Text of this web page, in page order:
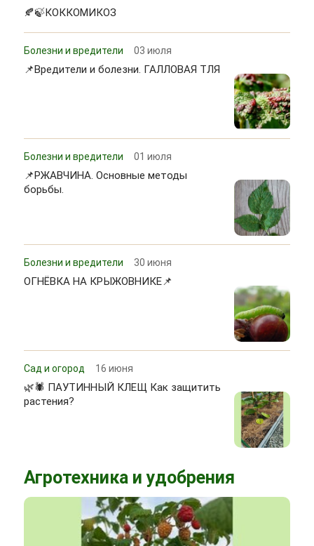
🍂🍃КОККОМИКОЗ
Болезни и вредители 03 июля
📌Вредители и болезни. ГАЛЛОВАЯ ТЛЯ
Болезни и вредители 01 июля
📌РЖАВЧИНА. Основные методы
борьбы.
Болезни и вредители 30 июня
ОГНЁВКА НА КРЫЖОВНИКЕ📌
Сад и огород 16 июня
🌿🕷 ПАУТИННЫЙ КЛЕЩ Как защитить
растения?
Агротехника и удобрения